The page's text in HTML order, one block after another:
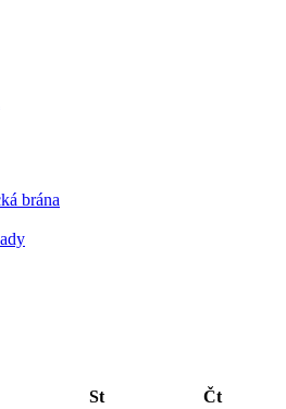
brána
St
Čt